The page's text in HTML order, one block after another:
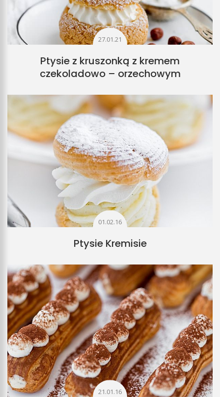
27.01.21
Ptysie z kruszonką z kremem
czekoladowo – orzechowym
01.02.16
Ptysie Kremisie
21.01.16